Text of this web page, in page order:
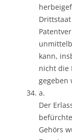
kann,
nicht die
gegeben
a.
Der
Gehörs